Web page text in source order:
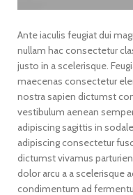
Ante iaculis feugiat dui
nullam hac consectetur
justo in a scelerisque.
maecenas consectetur
nostra sapien dictumst
vestibulum aenean
adipiscing sagittis in
adipiscing consectetur
dictumst vivamus
dolor arcu a a scelerisque
condimentum ad